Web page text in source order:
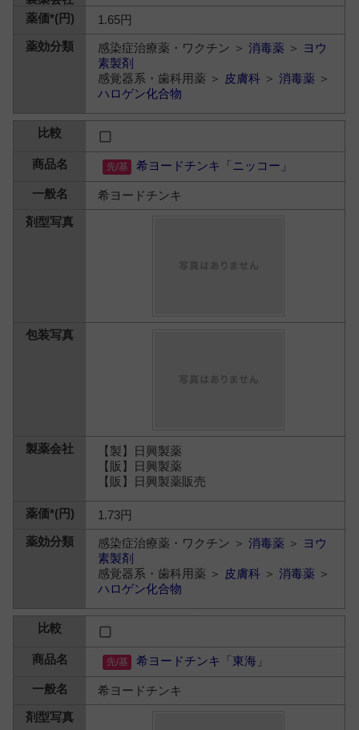
1.65円
感染症治療薬・ワクチン ＞消毒薬 ＞ ヨウ
素製剤
感覚器系・歯科用薬 ＞ 皮膚科 ＞消毒薬 ＞
ハロゲン化合物
希ヨードチンキ「ニッコー」
希ヨードチンキ
【製】日興製薬
【販】日興製薬
【販】日興製薬販売
1.73円
感染症治療薬・ワクチン ＞消毒薬 ＞ ヨウ
素製剤
感覚器系・歯科用薬 ＞ 皮膚科 ＞消毒薬 ＞
ハロゲン化合物
希ヨードチンキ「東海」
希ヨードチンキ